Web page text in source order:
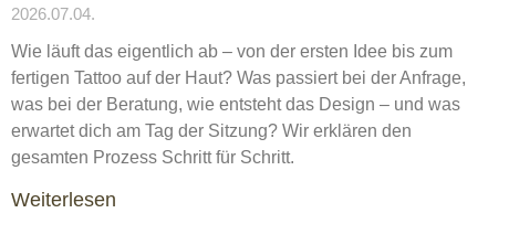
2026.07.04.
Wie läuft das eigentlich ab – von der ersten Idee bis zum
fertigen Tattoo auf der Haut? Was passiert bei der Anfrage,
was bei der Beratung, wie entsteht das Design – und was
erwartet dich am Tag der Sitzung? Wir erklären den
gesamten Prozess Schritt für Schritt.
Weiterlesen